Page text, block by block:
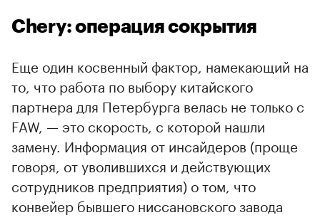
Chery: операция сокрытия
Еще один косвенный фактор, намекающий на
то, что работа по выбору китайского
партнера для Петербурга велась не только с
FAW, — это скорость, с которой нашли
замену. Информация от инсайдеров (проще
говоря, от уволившихся и действующих
сотрудников предприятия) о том, что
конвейер бывшего ниссановского завода